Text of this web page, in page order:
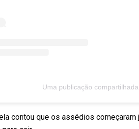
Uma publicação
contou que os assédios